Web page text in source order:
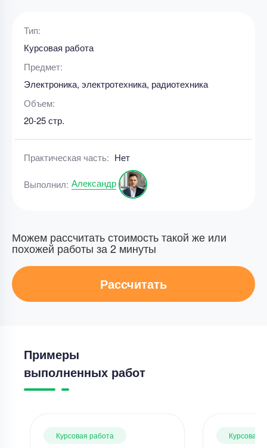
Тип:
Курсовая работа
Предмет:
Электроника, электротехника, радиотехника
Объем:
20-25 стр.
Практическая часть: Нет
Выполнил: Александр
Можем рассчитать стоимость такой же или
похожей работы за 2 минуты
Рассчитать
Примеры
выполненных работ
Курсовая работа Курсовая